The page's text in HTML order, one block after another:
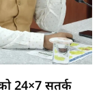
24×7 सतर्क